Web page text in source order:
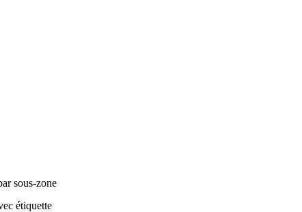
sous-zone
étiquette